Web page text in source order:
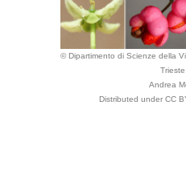
© Dipartimento di Scienze della
Trieste
Andrea
Distributed under CC